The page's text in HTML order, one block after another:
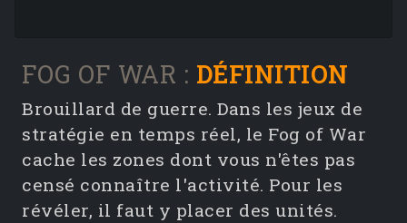
FOG OF WAR : DÉFINITION
Brouillard de guerre. Dans les jeux de
stratégie en temps réel, le Fog of War
cache les zones dont vous n'êtes pas
censé connaître l'activité. Pour les
révéler, il faut y placer des unités.